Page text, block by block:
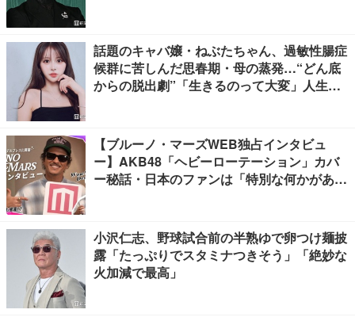
話題のキャバ嬢・ねぶたちゃん、過敏性腸症
候群に苦しんだ思春期・母の蒸発…“どん底
からの脱出劇”「生きるのって大変」人生変
【ブルーノ・マーズWEB独占インタビュ
ー】AKB48「ヘビーローテーション」カバ
ー秘話・日本のファンは「特別な何かがあ
小沢仁志、野球試合前の半熟ゆで卵つけ麺披
露「たっぷりでスタミナつきそう」「絶妙な
火加減で最高」